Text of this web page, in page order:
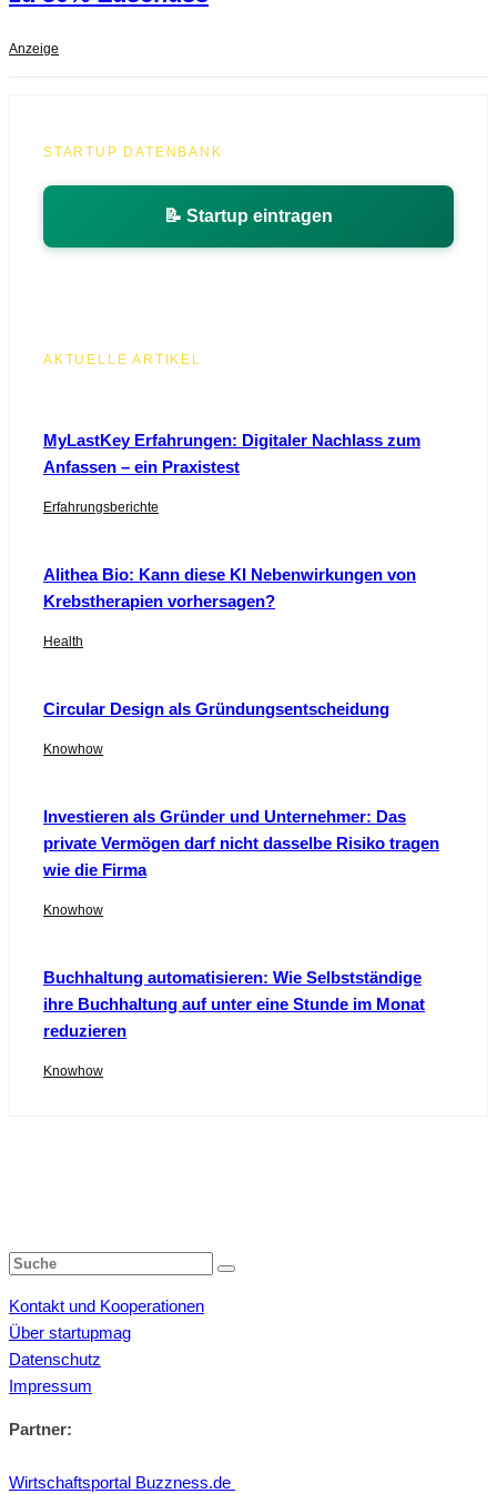
Anzeige
STARTUP DATENBANK
📝 Startup eintragen
AKTUELLE ARTIKEL
MyLastKey Erfahrungen: Digitaler Nachlass zum
Anfassen – ein Praxistest
Erfahrungsberichte
Alithea Bio: Kann diese KI Nebenwirkungen von
Krebstherapien vorhersagen?
Health
Circular Design als Gründungsentscheidung
Knowhow
Investieren als Gründer und Unternehmer: Das
private Vermögen darf nicht dasselbe Risiko tragen
wie die Firma
Knowhow
Buchhaltung automatisieren: Wie Selbstständige
ihre Buchhaltung auf unter eine Stunde im Monat
reduzieren
Knowhow
Kontakt und Kooperationen
Über startupmag
Datenschutz
Impressum
Partner:
Wirtschaftsportal Buzzness.de